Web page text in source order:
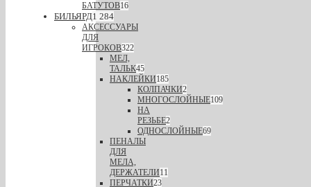
БАТУТОВ16
БИЛЬЯРД1 284
АКСЕССУАРЫ
ДЛЯ
ИГРОКОВ322
МЕЛ,
ТАЛЬК45
НАКЛЕЙКИ185
КОЛПАЧКИ2
МНОГОСЛОЙНЫЕ109
НА
РЕЗЬБЕ2
ОДНОСЛОЙНЫЕ69
ПЕНАЛЫ
ДЛЯ
МЕЛА,
ДЕРЖАТЕЛИ11
ПЕРЧАТКИ23